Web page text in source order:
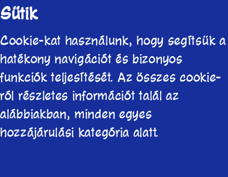
Sütik
Cookie-kat használunk, hogy segítsük a
hatékony navigációt és bizonyos
funkciók teljesítését. Az összes cookie-
ról részletes információt talál az
alábbiakban, minden egyes
hozzájárulási kategória alatt.